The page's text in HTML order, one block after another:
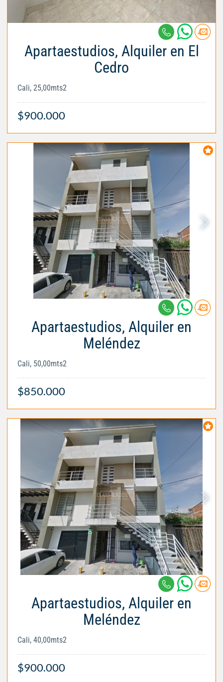
Apartaestudios, Alquiler en El
Cedro
Cali, 25,00mts2
$900.000
Apartaestudios, Alquiler en
Meléndez
Cali, 50,00mts2
$850.000
Apartaestudios, Alquiler en
Meléndez
Cali, 40,00mts2
$900.000